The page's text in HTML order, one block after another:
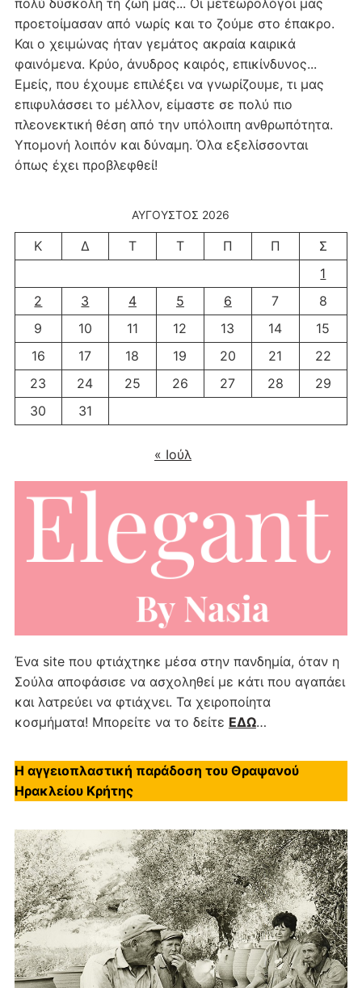
προετοίμασαν από νωρίς και το ζούμε στο έπακρο.
Και ο χειμώνας ήταν γεμάτος ακραία καιρικά
φαινόμενα. Κρύο, άνυδρος καιρός, επικίνδυνος...
Εμείς, που έχουμε επιλέξει να γνωρίζουμε, τι μας
επιφυλάσσει το μέλλον, είμαστε σε πολύ πιο
πλεονεκτική θέση από την υπόλοιπη ανθρωπότητα.
Υπομονή λοιπόν και δύναμη. Όλα εξελίσσονται
όπως έχει προβλεφθεί!
ΑΎΓΟΥΣΤΟΣ 2026
Κ Δ Τ Τ Π Π
Σ
1
2
3 4 5 6 7
8
9
10 11 12 13 14
15
16
17 18 19 20 21
22
23
24 25 26 27 28
29
30
31
« Ιούλ
Ένα site που φτιάχτηκε μέσα στην πανδημία, όταν η
Σούλα αποφάσισε να ασχοληθεί με κάτι που αγαπάει
και λατρεύει να φτιάχνει. Τα χειροποίητα
κοσμήματα! Μπορείτε να το δείτε ΕΔΩ…
Η αγγειοπλαστική παράδοση του Θραψανού
Ηρακλείου Κρήτης